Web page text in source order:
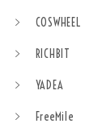
COSWHEEL
RICHBIT
YADEA
FreeMile